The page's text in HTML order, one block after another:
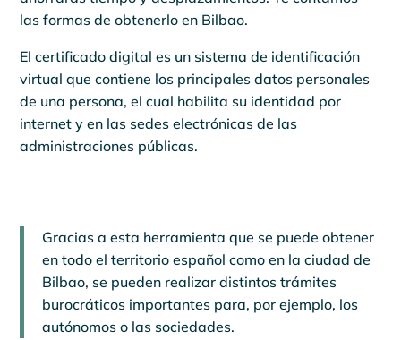
las formas de obtenerlo en Bilbao.
El certificado digital es un sistema de identificación
virtual que contiene los principales datos personales
de una persona, el cual habilita su identidad por
internet y en las sedes electrónicas de las
administraciones públicas.
Gracias a esta herramienta que se puede obtener
en todo el territorio español como en la ciudad de
Bilbao, se pueden realizar distintos trámites
burocráticos importantes para, por ejemplo, los
autónomos o las sociedades.